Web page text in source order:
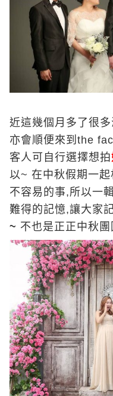
近這幾個月多了很
亦會順便來到the
客人可自行選擇想拍
以~ 在中秋假期一
不容易的事,所以一
難得的記憶,讓大家
~ 不也是正正中秋